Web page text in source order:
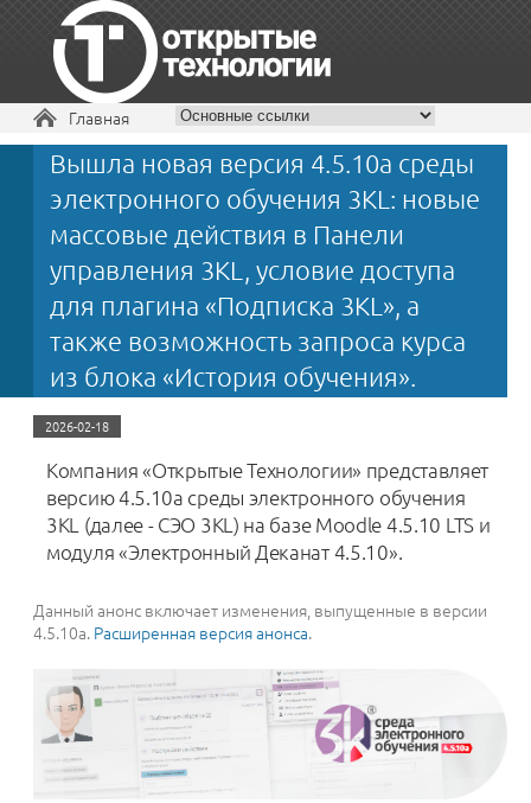
+7 495 229-30-72
Вы здесь
Главная
Вышла новая версия 4.5.10a среды
электронного обучения 3KL: новые
массовые действия в Панели
управления 3KL, условие доступа
для плагина «Подписка 3KL», а
также возможность запроса курса
из блока «История обучения».
2026-02-18
Компания «Открытые Технологии» представляет
версию 4.5.10a среды электронного обучения
3KL (далее - СЭО 3KL) на базе Moodle 4.5.10 LTS и
модуля «Электронный Деканат 4.5.10».
Данный анонс включает изменения, выпущенные в версии
4.5.10a. Расширенная версия анонса.